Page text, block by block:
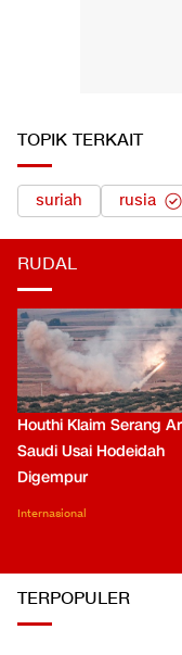
TOPIK TERKAIT
suriah rusia
RUDAL
Houthi Klaim Serang
Saudi Usai Hodeidah
Digempur
Internasional
TERPOPULER